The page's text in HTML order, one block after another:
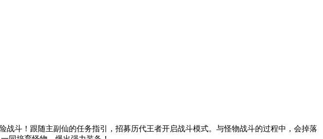
斗！跟随主副仙的任务指引，招募历代王者开启战斗模式。与怪物战斗的过程中，会掉落